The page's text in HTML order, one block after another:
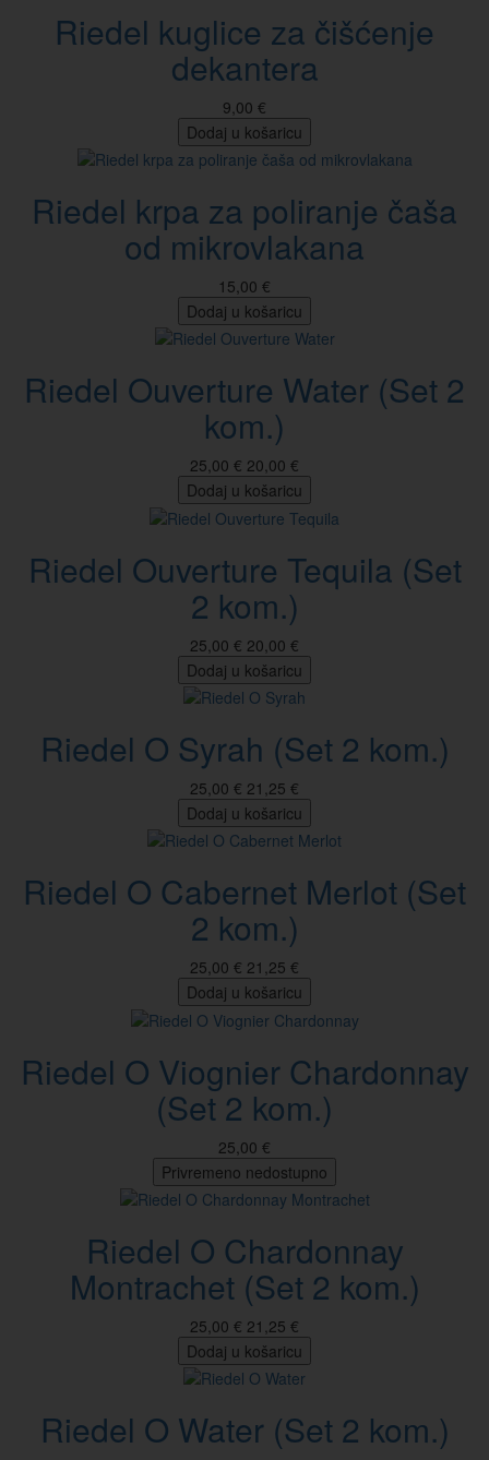
Riedel kuglice za čišćenje
dekantera
9,00 €
Dodaj u košaricu
Riedel krpa za poliranje čaša
od mikrovlakana
15,00 €
Dodaj u košaricu
Riedel Ouverture Water (Set 2
kom.)
25,00 € 20,00 €
Dodaj u košaricu
Riedel Ouverture Tequila (Set
2 kom.)
25,00 € 20,00 €
Dodaj u košaricu
Riedel O Syrah (Set 2 kom.)
25,00 € 21,25 €
Dodaj u košaricu
Riedel O Cabernet Merlot (Set
2 kom.)
25,00 € 21,25 €
Dodaj u košaricu
Riedel O Viognier Chardonnay
(Set 2 kom.)
25,00 €
Privremeno nedostupno
Riedel O Chardonnay
Montrachet (Set 2 kom.)
25,00 € 21,25 €
Dodaj u košaricu
Riedel O Water (Set 2 kom.)